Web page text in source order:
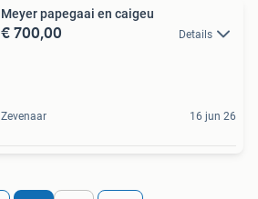
Meyer papegaai en caigeu
€ 700,00 Details
Zevenaar 16 jun 26